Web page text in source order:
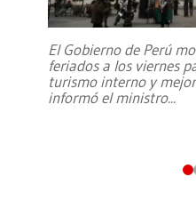
El Gobierno de Perú
feriados a los viernes
turismo interno y
informó el ministro...